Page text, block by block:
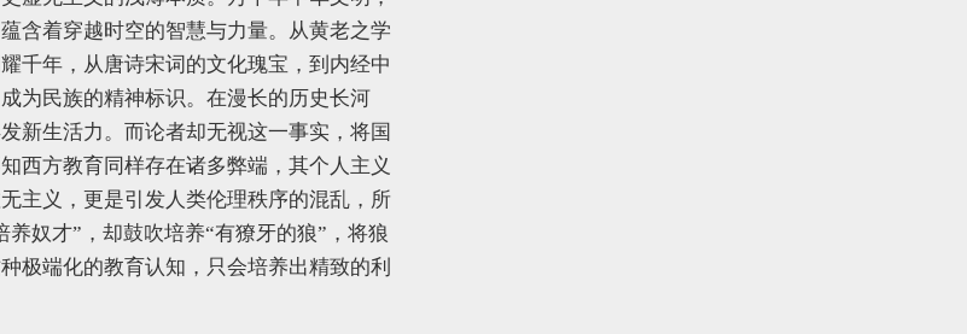
含着穿越时空的智慧与力量。从黄老之学
千年，从唐诗宋词的文化瑰宝，到内经中
为民族的精神标识。在漫长的历史长河
新生活力。而论者却无视这一事实，将国
西方教育同样存在诸多弊端，其个人主义
主义，更是引发人类伦理秩序的混乱，所
奴才”，却鼓吹培养“有獠牙的狼”，将狼
极端化的教育认知，只会培养出精致的利